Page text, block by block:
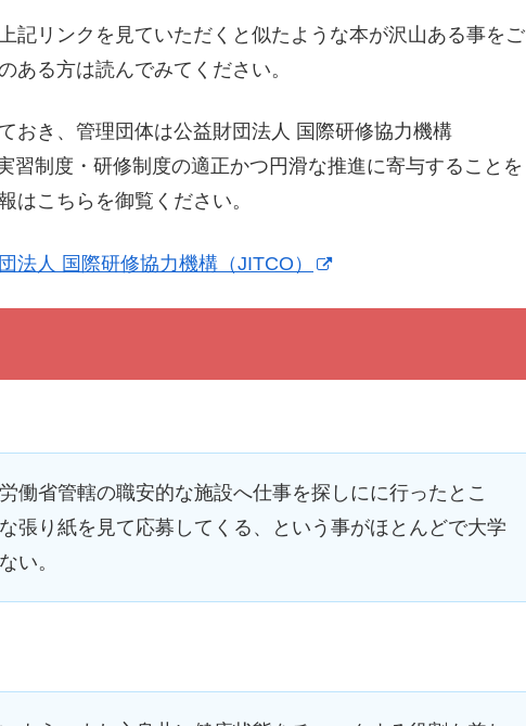
記リンクを見ていただくと似たような本が沢山ある事をご
ある方は読んでみてください。
おき、管理団体は公益財団法人 国際研修協力機構
習制度・研修制度の適正かつ円滑な推進に寄与することを
はこちらを御覧ください。
法人 国際研修協力機構（JITCO）
働省管轄の職安的な施設へ仕事を探しにに行ったとこ
張り紙を見て応募してくる、という事がほとんどで大学
い。